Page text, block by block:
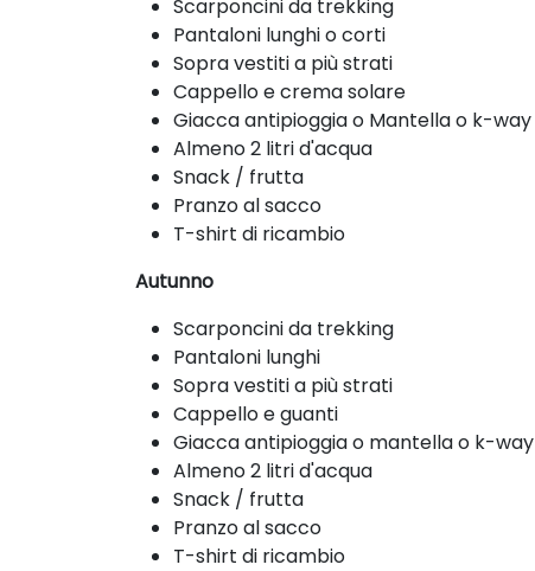
Scarponcini da trekking
Pantaloni lunghi o corti
Sopra vestiti a più strati
Cappello e crema solare
Giacca antipioggia o Mantella o k-way
Almeno 2 litri d'acqua
Snack / frutta
Pranzo al sacco
T-shirt di ricambio
Autunno
Scarponcini da trekking
Pantaloni lunghi
Sopra vestiti a più strati
Cappello e guanti
Giacca antipioggia o mantella o k-way
Almeno 2 litri d'acqua
Snack / frutta
Pranzo al sacco
T-shirt di ricambio